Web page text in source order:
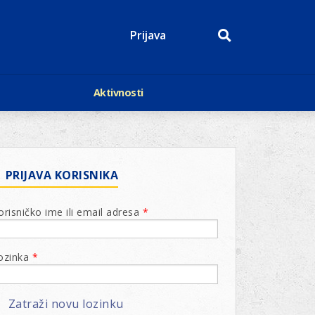
Prijava
Aktivnosti
Događaji
Kalendar
Lions Magazin
PRIJAVA KORISNIKA
ime ili email adresa *
*
Zatraži novu lozinku